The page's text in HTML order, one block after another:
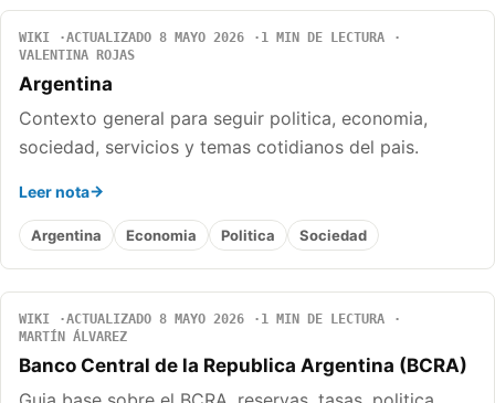
WIKI ACTUALIZADO 8 MAYO 2026
1 MIN DE LECTURA
VALENTINA ROJAS
Argentina
Contexto general para seguir politica, economia,
sociedad, servicios y temas cotidianos del pais.
Leer nota
Argentina Economia Politica Sociedad
WIKI ACTUALIZADO 8 MAYO 2026
1 MIN DE LECTURA
MARTÍN ÁLVAREZ
Banco Central de la Republica Argentina (BCRA)